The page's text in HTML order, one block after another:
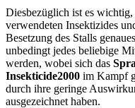
Diesbezüglich ist es
verwendeten Insektizides
Besetzung des Stalls
unbedingt jedes beliebige
werden, wobei sich das
Insekticide2000 im Kampf
durch ihre geringe
ausgezeichnet haben.